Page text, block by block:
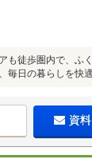
も徒歩圏内で、ふ
日の暮らしを快適
資